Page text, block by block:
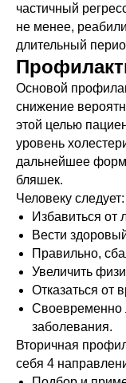
частичный
не менее,
длительный
Основой
снижение
этой целью
уровень
дальнейшее
бляшек.
Человеку следует:
Избавиться от
Вести
Правильно,
Увеличить
Отказаться от
Своевременно
заболевания.
Вторичная
себя 4